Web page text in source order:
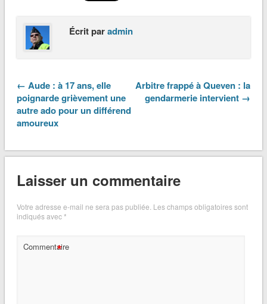
Écrit paradmin
← Aude : à 17 ans, elle
poignarde grièvement une
autre ado pour un différend
amoureux
Arbitre frappé à Queven : la
gendarmerie intervient →
Laisser un commentaire
Votre adresse e-mail ne sera pas publiée. Les champs obligatoires sont
indiqués avec*
Commentaire
*